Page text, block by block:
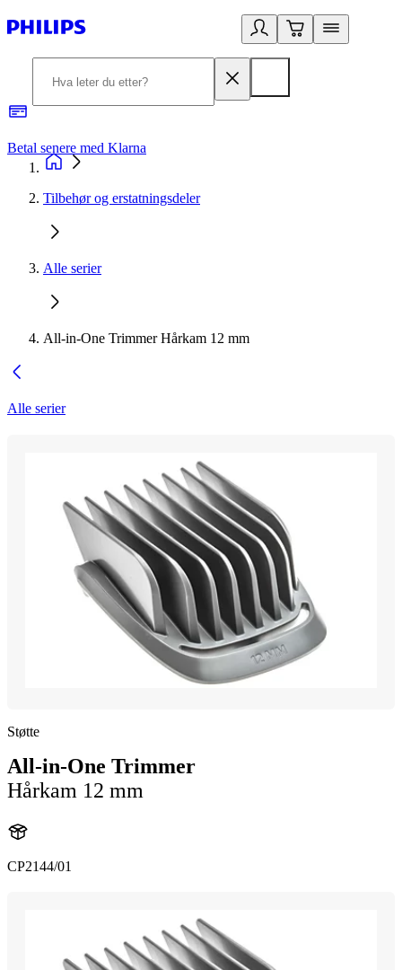
Betal senere med Klarna
Tilbehør og erstatningsdeler
Alle serier
All-in-One Trimmer Hårkam 12 mm
Alle serier
Støtte
All-in-One Trimmer
Hårkam 12 mm
CP2144/01